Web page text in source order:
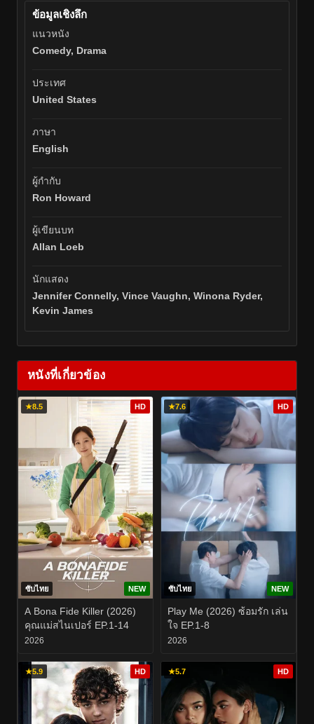
ข้อมูลเชิงลึก
แนวหนัง
Comedy, Drama
ประเทศ
United States
ภาษา
English
ผู้กำกับ
Ron Howard
ผู้เขียนบท
Allan Loeb
นักแสดง
Jennifer Connelly, Vince Vaughn, Winona Ryder,
Kevin James
หนังที่เกี่ยวข้อง
★8.5 HD
ซับไทย NEW
A Bona Fide Killer (2026)
คุณแม่สไนเปอร์ EP.1-14
2026
★7.6 HD
ซับไทย NEW
Play Me (2026) ซ้อมรัก เล่น
ใจ EP.1-8
2026
★5.9 HD ★5.7 HD